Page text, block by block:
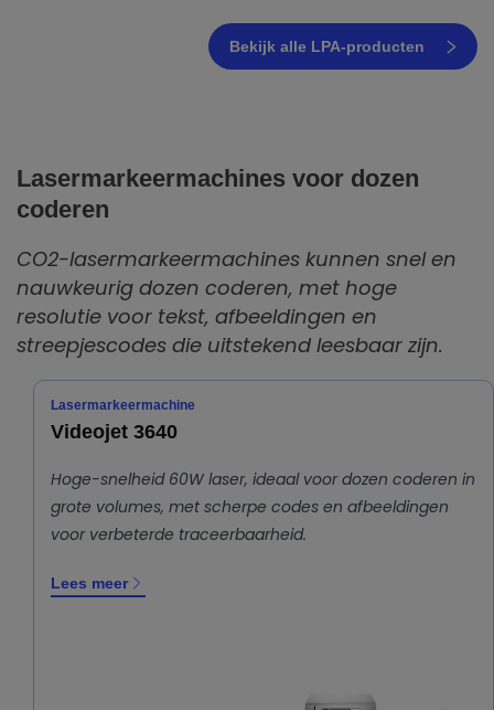
Bekijk alle LPA-producten
Lasermarkeermachines voor dozen
coderen
CO2-lasermarkeermachines kunnen snel en
nauwkeurig dozen coderen, met hoge
resolutie voor tekst, afbeeldingen en
streepjescodes die uitstekend leesbaar zijn.
Lasermarkeermachine
Videojet 3640
Hoge-snelheid 60W laser, ideaal voor dozen coderen in
grote volumes, met scherpe codes en afbeeldingen
voor verbeterde traceerbaarheid.
Lees meer